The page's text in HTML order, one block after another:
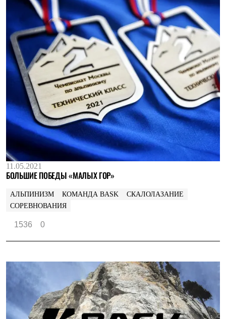
11.05.2021
БОЛЬШИЕ ПОБЕДЫ «МАЛЫХ ГОР»
АЛЬПИНИЗМ КОМАНДА BASK
СКАЛОЛАЗАНИЕ
СОРЕВНОВАНИЯ
1536 0